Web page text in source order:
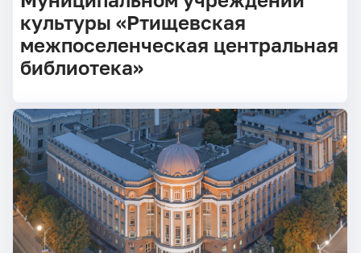
культуры «Ртищевская
межпоселенческая центральная
библиотека»